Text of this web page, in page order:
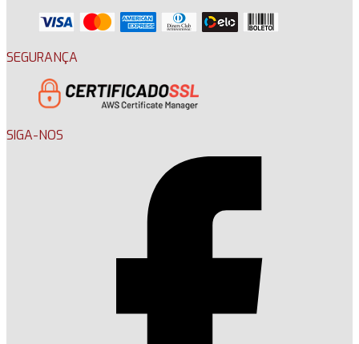
SEGURANÇA
SIGA-NOS